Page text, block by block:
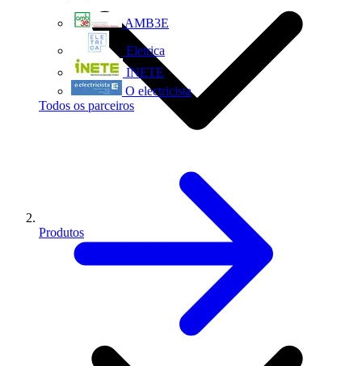
AMB3E
Eletrica
INETE
O electricista
Todos os parceiros
Produtos